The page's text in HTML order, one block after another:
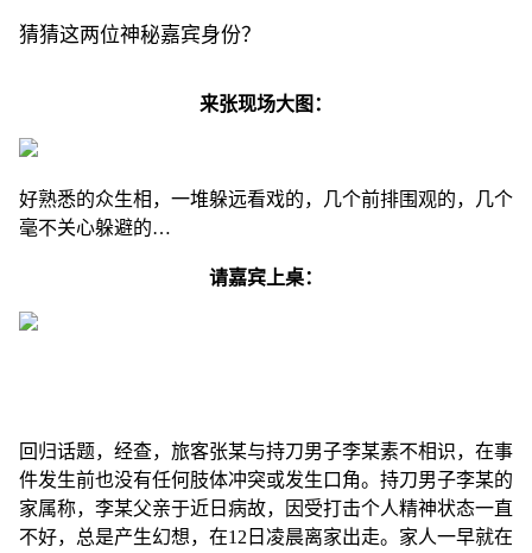
猜猜这两位神秘嘉宾身份？
来张现场大图：
好熟悉的众生相，一堆躲远看戏的，几个前排围观的，几个
毫不关心躲避的…
请嘉宾上桌：
回归话题，经查，旅客张某与持刀男子李某素不相识，在事
件发生前也没有任何肢体冲突或发生口角。持刀男子李某的
家属称，李某父亲于近日病故，因受打击个人精神状态一直
不好，总是产生幻想，在12日凌晨离家出走。家人一早就在